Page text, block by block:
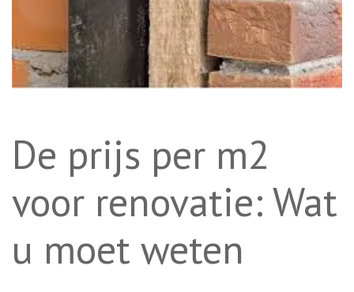
De prijs per m2
voor renovatie: Wat
u moet weten